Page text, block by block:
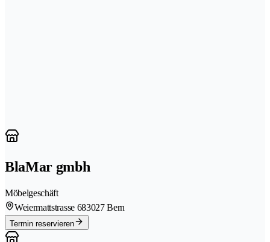
BlaMar gmbh
Möbelgeschäft
Weiermattstrasse 683027 Bern
Termin reservieren